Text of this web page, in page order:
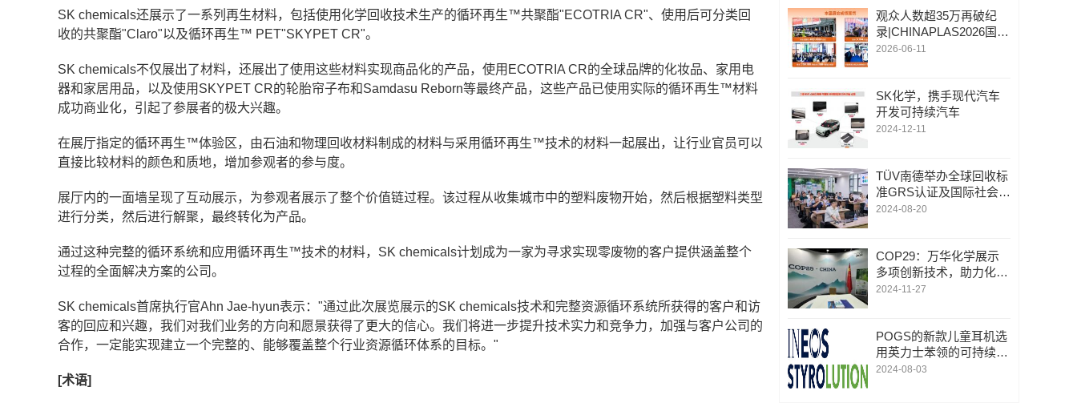
SK chemicals还展示了一系列再生材料，包括使用化学回收技术生产的循环再生™共聚酯"ECOTRIA CR"、使用后可分类回
收的共聚酯"Claro"以及循环再生™ PET"SKYPET CR"。
SK chemicals不仅展出了材料，还展出了使用这些材料实现商品化的产品，使用ECOTRIA CR的全球品牌的化妆品、家用电
器和家居用品，以及使用SKYPET CR的轮胎帘子布和Samdasu Reborn等最终产品，这些产品已使用实际的循环再生™材料
成功商业化，引起了参展者的极大兴趣。
在展厅指定的循环再生™体验区，由石油和物理回收材料制成的材料与采用循环再生™技术的材料一起展出，让行业官员可以
直接比较材料的颜色和质地，增加参观者的参与度。
展厅内的一面墙呈现了互动展示，为参观者展示了整个价值链过程。该过程从收集城市中的塑料废物开始，然后根据塑料类型
进行分类，然后进行解聚，最终转化为产品。
通过这种完整的循环系统和应用循环再生™技术的材料，SK chemicals计划成为一家为寻求实现零废物的客户提供涵盖整个
过程的全面解决方案的公司。
SK chemicals首席执行官Ahn Jae-hyun表示："通过此次展览展示的SK chemicals技术和完整资源循环系统所获得的客户和访
客的回应和兴趣，我们对我们业务的方向和愿景获得了更大的信心。我们将进一步提升技术实力和竞争力，加强与客户公司的
合作，一定能实现建立一个完整的、能够覆盖整个行业资源循环体系的目标。"
[术语]
观众人数超35万再破纪
录|CHINAPLAS2026国际
橡塑展圆满收官
2026-06-11
SK化学，携手现代汽车
开发可持续汽车
2024-12-11
TÜV南德举办全球回收标
准GRS认证及国际社会责
任WRAP认证研讨会
2024-08-20
COP29：万华化学展示
多项创新技术，助力化工
行业供应链实现碳中和
2024-11-27
POGS的新款儿童耳机选
用英力士苯领的可持续A
BS
2024-08-03